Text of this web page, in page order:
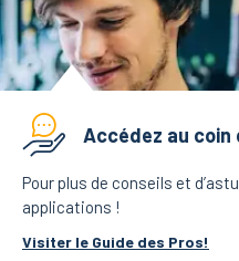
Accédez au coin
Pour plus de conseils et
applications !
Visiter le Guide des Pros!